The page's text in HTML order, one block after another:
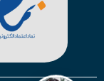
لباس
آث میلان میشه.
در ایران هملباس